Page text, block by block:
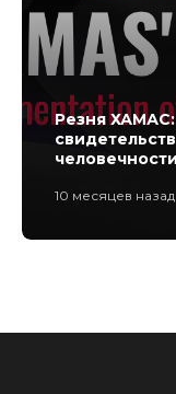
Резня
человечности
10 месяцев назад